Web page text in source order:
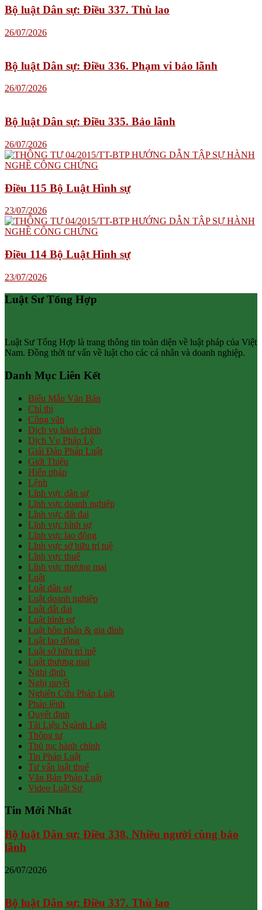
Bộ luật Dân sự: Điều 337. Thù lao
26/07/2026
Bộ luật Dân sự: Điều 336. Phạm vi bảo lãnh
26/07/2026
Bộ luật Dân sự: Điều 335. Bảo lãnh
26/07/2026
Điều 115 Bộ Luật Hình sự
23/07/2026
Điều 114 Bộ Luật Hình sự
23/07/2026
Luật Sư Tổng Hợp
Luật Sư Tổng Hợp là trang thông tin toàn diện về luật pháp của Việt
Nam. Đồng thời tư vấn về luật cho các cá nhân và doanh nghiệp.
Danh Mục Liên Kết
Biểu Mẫu Văn Bản
Chỉ thị
Công văn
Dịch vụ hành chính
Dịch Vụ Pháp Lý
Giải Đáp Pháp Luật
Giới Thiệu
Hiến pháp
Lệnh
Lĩnh vực dân sự
Lĩnh vực doanh nghiệp
Lĩnh vực đất đai
Lĩnh vực hình sự
Lĩnh vực lao động
Lĩnh vực sở hữu trí tuệ
Lĩnh vực thuế
Lĩnh vực thương mại
Luật
Luật dân sự
Luật doanh nghiệp
Luật đất đai
Luật hình sự
Luật hôn nhân & gia đình
Luật lao động
Luật sở hữu trí tuệ
Luật thương mại
Nghị định
Nghị quyết
Nghiên Cứu Pháp Luật
Pháp lệnh
Quyết định
Tài Liệu Ngành Luật
Thông tư
Thủ tục hành chính
Tin Pháp Luật
Tư vấn luật thuế
Văn Bản Pháp Luật
Video Luật Sư
Tin Mới Nhất
Bộ luật Dân sự: Điều 338. Nhiều người cùng bảo
lãnh
26/07/2026
Bộ luật Dân sự: Điều 337. Thù lao